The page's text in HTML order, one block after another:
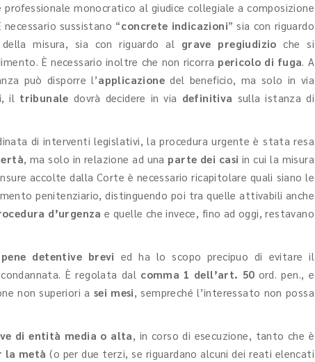
monocratico al giudice collegiale a composizione
sussistano “concrete indicazioni” sia con riguardo
della misura, sia con riguardo al grave pregiudizio che si
È necessario inoltre che non ricorra pericolo di fuga. A
può disporre l’applicazionedel beneficio, ma solo in via
il tribunale dovrà decidere in via definitiva sulla istanza di
di interventi legislativi, la procedura urgente è stata resa
, ma solo in relazione ad una parte dei casi in cui la misura
accolte dalla Corte è necessario ricapitolare quali siano le
penitenziario, distinguendo poi tra quelle attivabili anche
d’urgenza e quelle che invece, fino ad oggi, restavano
pene detentive brevi ed ha lo scopo precipuo di evitare il
È regolata dal comma 1 dell’art. 50 ord. pen., e
non superiori a sei mesi, sempreché l’interessato non possa
di entità media o alta, in corso di esecuzione, tanto che è
la metà (o per due terzi, se riguardano alcuni dei reati elencati